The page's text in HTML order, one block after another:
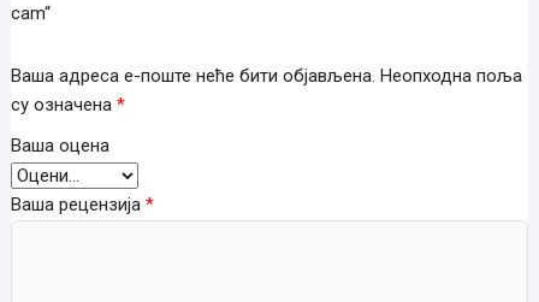
cam“
Ваша адреса е-поште неће бити објављена. Неопходна поља
су означена *
Ваша оцена
Ваша рецензија *